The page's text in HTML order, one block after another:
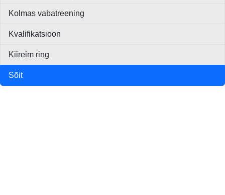
Kolmas vabatreening
Kvalifikatsioon
Kiireim ring
Sõit